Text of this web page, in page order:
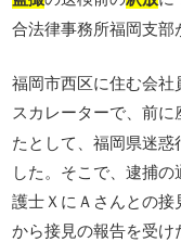
合法律事務所福岡支部
福岡市西区に住む会
スカレーターで、前
たとして、福岡県迷
した。そこで、逮捕
護士ＸにＡさんとの接
から接見の報告を受